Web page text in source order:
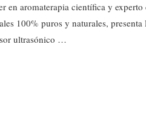
en aromaterapia científica y experto
100% puros y naturales,
ultrasónico …